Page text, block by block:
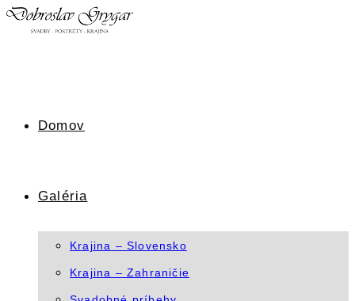
Skip
Domov
Galéria
Krajina – Slovensko
Krajina – Zahraničie